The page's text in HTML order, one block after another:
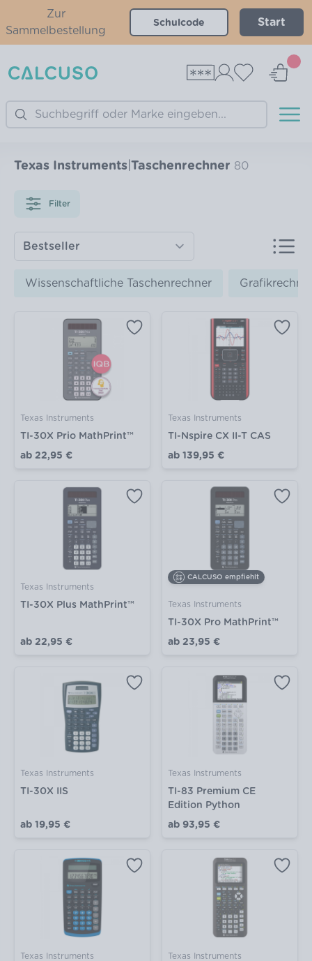
Zur
Sammelbestellung
Start
Search
Texas Instruments Taschenrechner 80
Filter
Wissenschaftliche Taschenrechner
Texas Instruments
TI-30X Prio MathPrint™
ab 22,95 €
Texas Instruments
TI-Nspire CX II-T CAS
ab 139,95 €
Texas Instruments
TI-30X Plus MathPrint™
ab 22,95 €
CALCUSO empfiehlt
Texas Instruments
TI-30X Pro MathPrint™
ab 23,95 €
Texas Instruments
TI-30X IIS
ab 19,95 €
Texas Instruments
TI-83 Premium CE
Edition Python
ab 93,95 €
Texas Instruments Texas Instruments